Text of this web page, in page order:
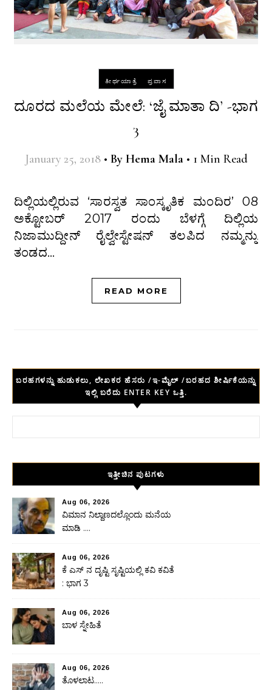
ತೀರ್ಥಯಾತ್ರೆ ಪ್ರವಾಸ
ದೂರದ ಮಲೆಯ ಮೇಲೆ: ‘ಜೈ ಮಾತಾ ದಿ’ -ಭಾಗ
3
January 25, 2018 • By Hema Mala • 1 Min Read
ದಿಲ್ಲಿಯಲ್ಲಿರುವ ‘ಸಾರಸ್ವತ ಸಾಂಸ್ಕೃತಿಕ ಮಂದಿರ’ 08
ಅಕ್ಟೋಬರ್ 2017 ರಂದು ಬೆಳಗ್ಗೆ ದಿಲ್ಲಿಯ
ನಿಜಾಮುದ್ದೀನ್ ರೈಲ್ವೇಸ್ಟೇಷನ್ ತಲಪಿದ ನಮ್ಮನ್ನು
ತಂಡದ…
READ MORE
ಬರಹಗಳನ್ನು ಹುಡುಕಲು, ಲೇಖಕರ ಹೆಸರು /ಇ-ಮೈಲ್ /ಬರಹದ ಶೀರ್ಷಿಕೆಯನ್ನು
ಇಲ್ಲಿ ಬರೆದು ENTER KEY ಒತ್ತಿ.
ಇತ್ತೀಚಿನ ಪುಟಗಳು
Aug 06, 2026
ವಿಮಾನ ನಿಲ್ದಾಣದಲ್ಲೊಂದು ಮನೆಯ
ಮಾಡಿ ….
Aug 06, 2026
ಕೆ ಎಸ್ ನ ದೃಷ್ಟಿ ಸೃಷ್ಟಿಯಲ್ಲಿ ಕವಿ ಕವಿತೆ
: ಭಾಗ 3
Aug 06, 2026
ಬಾಳ ಸ್ನೇಹಿತೆ
Aug 06, 2026
ತೊಳಲಾಟ…..